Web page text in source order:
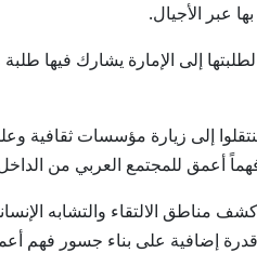
عبر الأجيال.
إلى الإمارة يشارك فيها
إلى زيارة مؤسسات ثقافية
أعمق للمجتمع العربي من
مناطق الالتقاء والتشابه
قدرة إضافية على بناء جسور فهم